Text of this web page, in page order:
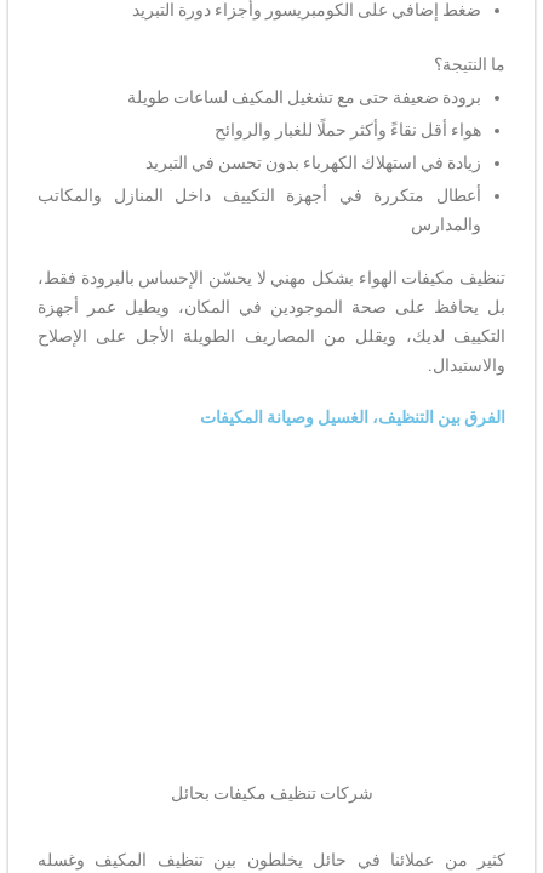
ضغط إضافي على الكومبريسور وأجزاء دورة التبريد
ما النتيجة؟
برودة ضعيفة حتى مع تشغيل المكيف لساعات طويلة
هواء أقل نقاءً وأكثر حملًا للغبار والروائح
زيادة في استهلاك الكهرباء بدون تحسن في التبريد
أعطال متكررة في أجهزة التكييف داخل المنازل والمكاتب
والمدارس
تنظيف مكيفات الهواء بشكل مهني لا يحسّن الإحساس بالبرودة فقط،
بل يحافظ على صحة الموجودين في المكان، ويطيل عمر أجهزة
التكييف لديك، ويقلل من المصاريف الطويلة الأجل على الإصلاح
والاستبدال.
الفرق بين التنظيف، الغسيل وصيانة المكيفات
شركات تنظيف مكيفات بحائل
كثير من عملائنا في حائل يخلطون بين تنظيف المكيف وغسله